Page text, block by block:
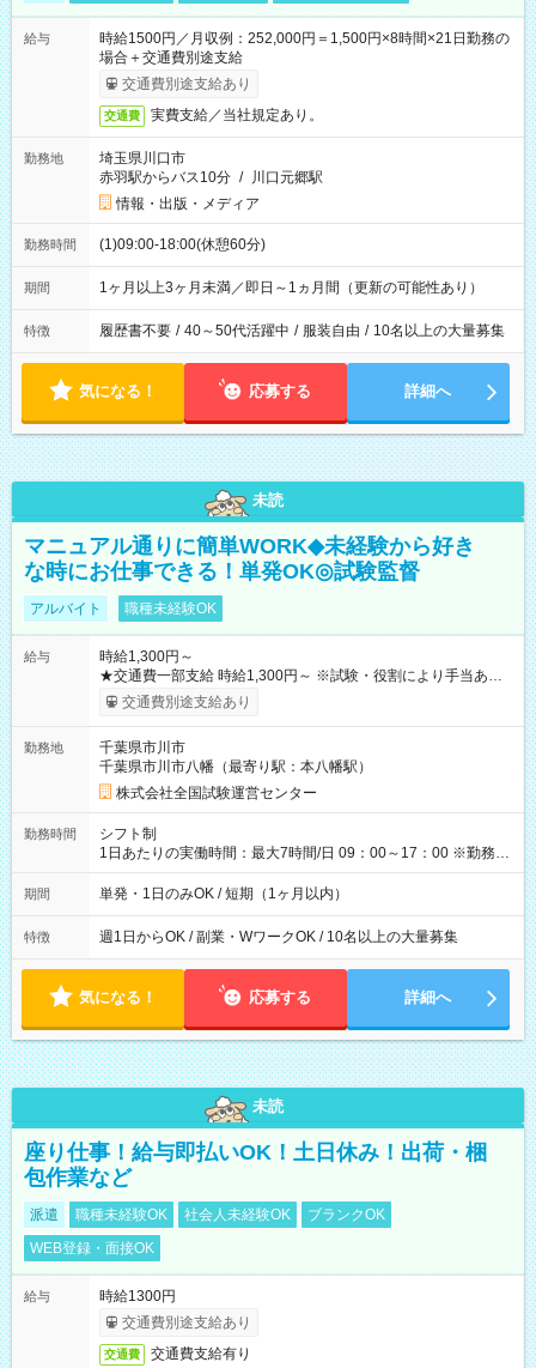
給与
時給1500円／月収例：252,000円＝1,500円×8時間×21日勤務の
場合＋交通費別途支給
交通費別途支給あり
交通費 実費支給／当社規定あり。
勤務地
埼玉県川口市
赤羽駅からバス10分 / 川口元郷駅
情報・出版・メディア
勤務時間 (1)09:00-18:00(休憩60分)
期間 1ヶ月以上3ヶ月未満／即日～1ヵ月間（更新の可能性あり）
特徴 履歴書不要 / 40～50代活躍中 / 服装自由 / 10名以上の大量募集
気になる！ 応募する 詳細へ
未読
マニュアル通りに簡単WORK◆未経験から好き
な時にお仕事できる！単発OK◎試験監督
アルバイト 職種未経験OK
給与
時給1,300円～
★交通費一部支給 時給1,300円～ ※試験・役割により手当あり
※勤務回数により昇給あり 【即給（前払い）オプションあ
り！】 希望される場合、勤務から1週間ほどで給与の一部を受け
例】 ・河合塾模擬試験 8:30～17:30（休憩1時間） 時給1,300円
×8時間＝日収10,400円＋交通費 ※当日の役割により時給＋100
円の場合あり ・国家試験 7:00～13:30（休憩なし） 時給1,300
円（役割手当＋100円）×6時間＝日収8,400円＋交通費 【試用期
間】試用期間なし
交通費別途支給あり
勤務地
千葉県市川市
千葉県市川市八幡（最寄り駅：本八幡駅）
株式会社全国試験運営センター
勤務時間
シフト制
1日あたりの実働時間：最大7時間/日 09：00～17：00 ※勤務時
間は 試験により異なります。
期間 単発・1日のみOK / 短期（1ヶ月以内）
特徴 週1日からOK / 副業・WワークOK / 10名以上の大量募集
気になる！ 応募する 詳細へ
未読
座り仕事！給与即払いOK！土日休み！出荷・梱
包作業など
派遣 職種未経験OK 社会人未経験OK
ブランクOK
WEB登録・面接OK
給与
時給1300円
交通費別途支給あり
交通費 交通費支給有り